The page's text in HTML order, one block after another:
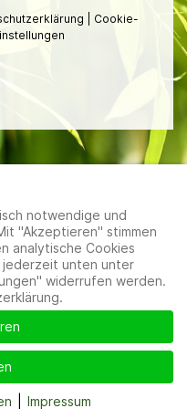
Cookie-
notwendige und
"Akzeptieren" stimmen
analytische Cookies
jederzeit unten unter
widerrufen werden.
Impressum